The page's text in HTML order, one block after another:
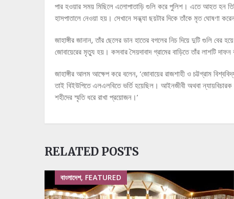
পার হওয়ার সময় মিছিলে এলোপাতাড়ি গুলি করে পুলিশ। এতে আহত হন
হাসপাতালে নেওয়া হয়। সেখানে সন্ধ্যা ছয়টার দিকে তাঁকে মৃত ঘোষণা
জাহাঙ্গীর জানান, তাঁর ছেলের ডান হাতের বগলের নিচ দিয়ে দুটি গুলি
জোবায়েরের মৃত্যু হয়। কসবার সৈয়দাবাদ গ্রামের বাড়িতে তাঁর লাশটি
জাহাঙ্গীর আলম আক্ষেপ করে বলেন, ‘জোবায়ের রাজশাহী ও চট্টগ্রাম
তাই বিইউপিতে এলএলবিতে ভর্তি হয়েছিল। আইনজীবী অথবা
শহীদের স্মৃতি ধরে রাখা প্রয়োজন।’
RELATED POSTS
বাংলাদেশ, FEATURED